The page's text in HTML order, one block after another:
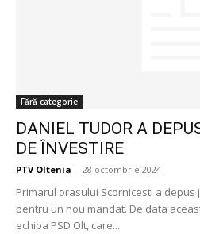
Fără categorie
DANIEL TUDOR A
DE ÎNVESTIRE
PTV Oltenia - 28 octombrie 2024
Primarul orasului Scornicesti a
pentru un nou mandat. De data
echipa PSD Olt, care...